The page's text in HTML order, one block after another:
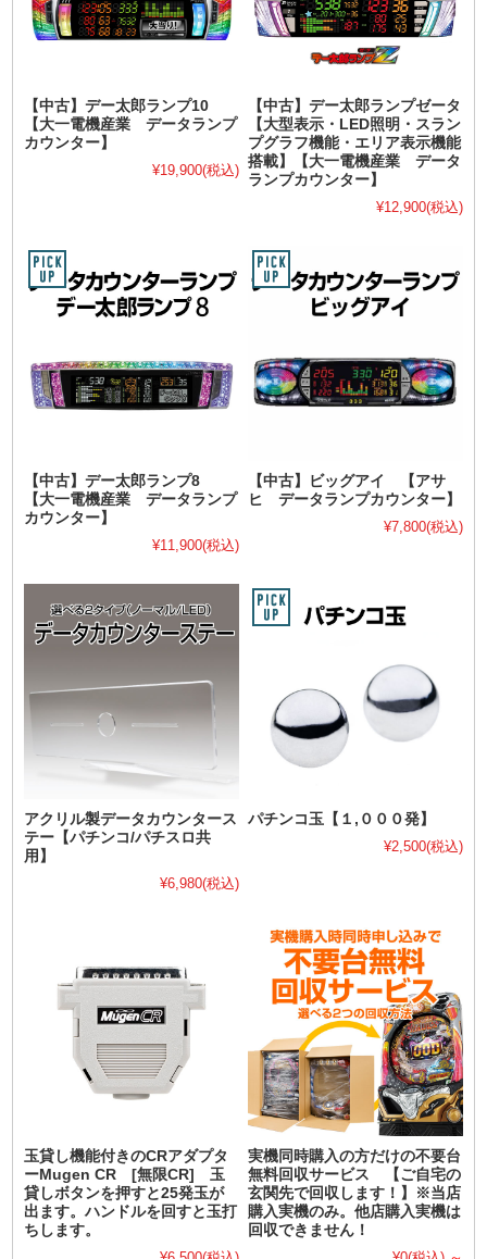
【中古】デー太郎ランプ10
【大一電機産業 データランプ
カウンター】
¥19,900(税込)
【中古】デー太郎ランプゼータ
【大型表示・LED照明・スラン
プグラフ機能・エリア表示機能
搭載】【大一電機産業 データ
ランプカウンター】
¥12,900(税込)
【中古】デー太郎ランプ8
【大一電機産業 データランプ
カウンター】
¥11,900(税込)
【中古】ビッグアイ 【アサ
ヒ データランプカウンター】
¥7,800(税込)
アクリル製データカウンタース
テー【パチンコ/パチスロ共
用】
¥6,980(税込)
パチンコ玉【１,０００発】
¥2,500(税込)
玉貸し機能付きのCRアダプタ
ーMugen CR [無限CR] 玉
貸しボタンを押すと25発玉が
出ます。ハンドルを回すと玉打
ちします。
実機同時購入の方だけの不要台
無料回収サービス 【ご自宅の
玄関先で回収します！】※当店
購入実機のみ。他店購入実機は
回収できません！